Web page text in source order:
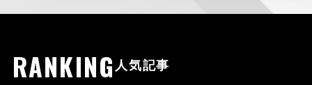
RANKING 人気記事